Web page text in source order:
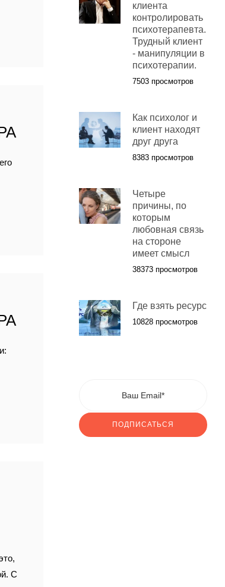
С
клиента
контролировать
психотерапевта.
Трудный клиент
- манипуляции в
психотерапии.
7503 просмотров
Как психолог и
клиент находят
друг друга
8383 просмотров
Четыре
причины, по
которым
любовная связь
на стороне
имеет смысл
38373 просмотров
Где взять ресурс
10828 просмотров
ПОДПИСАТЬСЯ